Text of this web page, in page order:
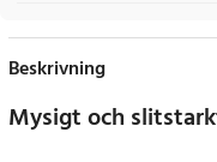
Beskrivning
Mysigt och